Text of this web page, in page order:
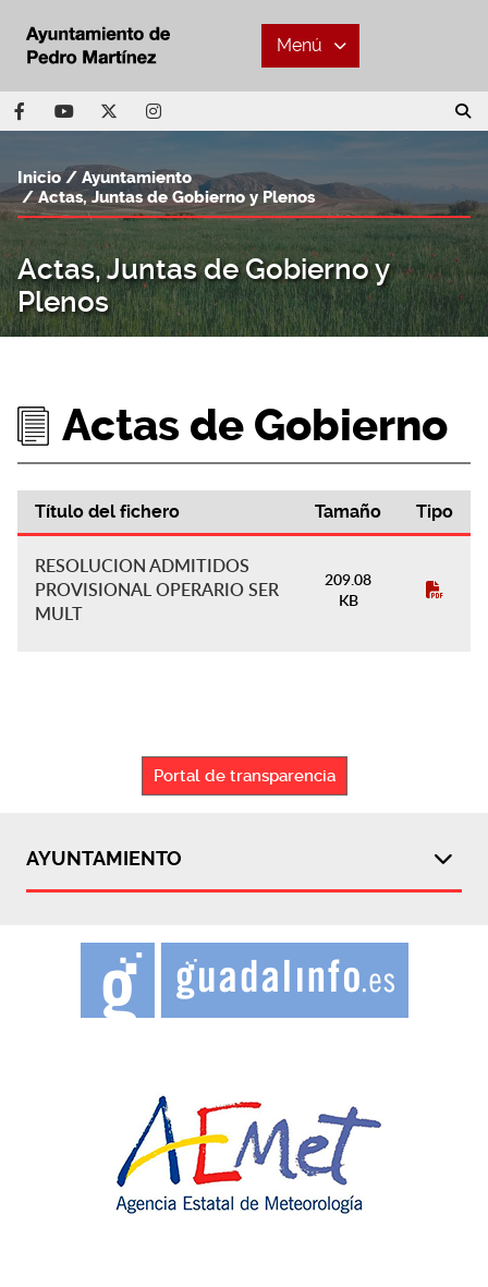
Menú
Actas, Juntas de Gobierno y
Plenos
Inicio
Ayuntamiento
Actas, Juntas de Gobierno y Plenos
Actas de Gobierno
Título del fichero Tamaño Tipo
RESOLUCION ADMITIDOS
PROVISIONAL OPERARIO SER
MULT
209.08
KB
Portal de transparencia
AYUNTAMIENTO